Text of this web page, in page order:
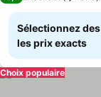
Sélectionnez
les prix exacts
Choix populaire